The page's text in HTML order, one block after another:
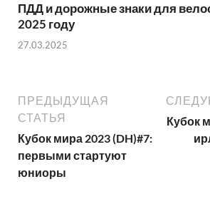
ПДД и дорожные знаки для
2025 году
27.03.2025
ПРЕДЫДУЩАЯ
СТАТЬЯ
Кубок мира 2023 (DH)#7:
первыми стартуют
юниоры
Кубок